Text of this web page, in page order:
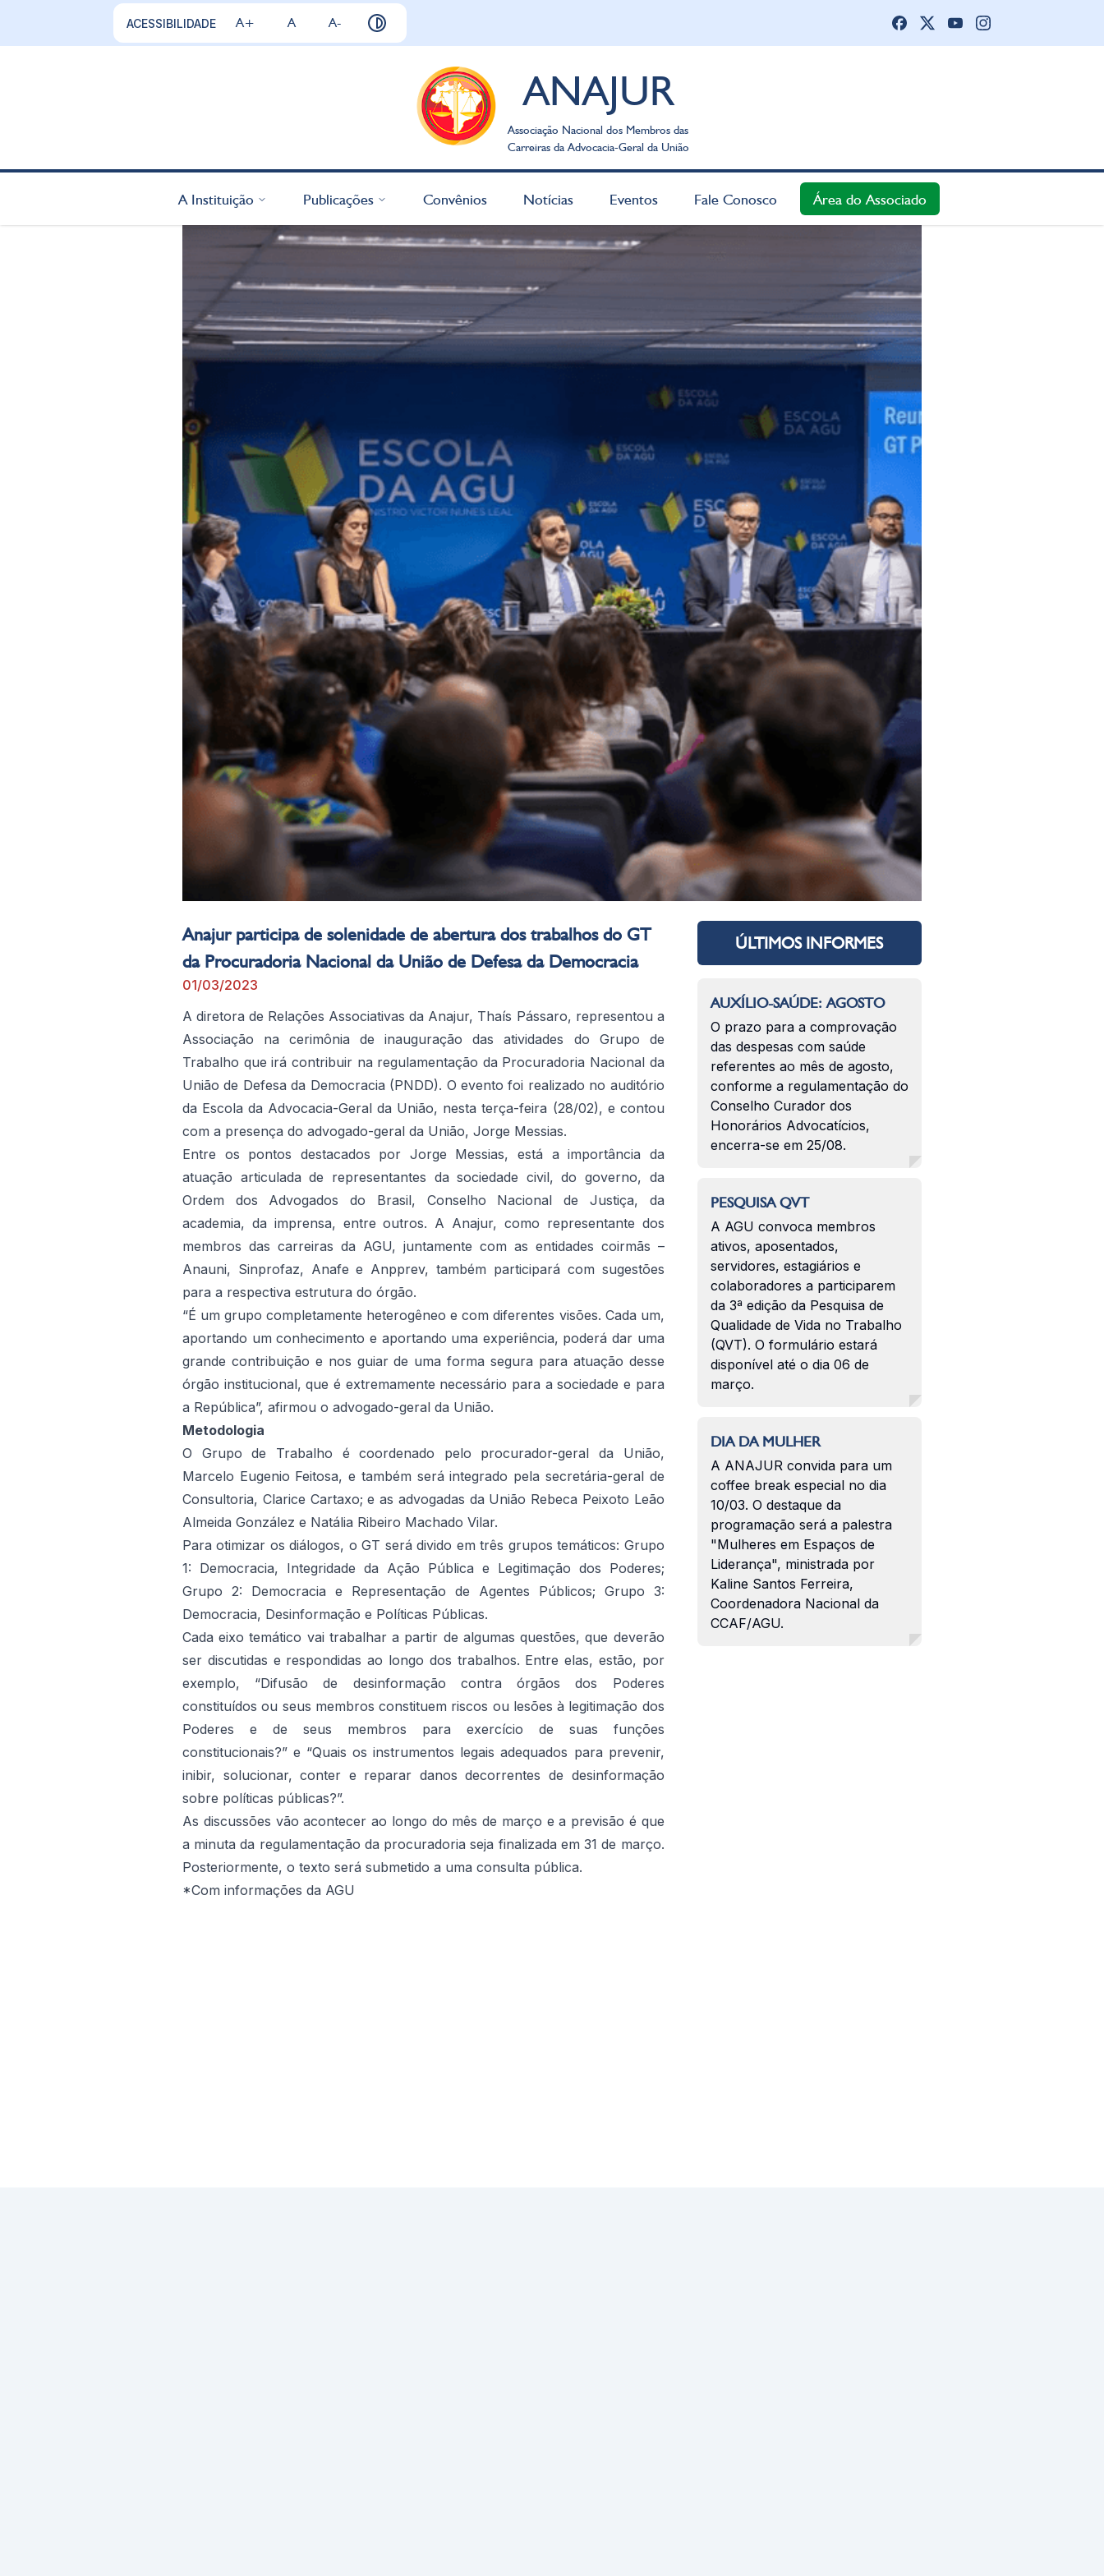
ACESSIBILIDADE A+ A A-
ANAJUR
Associação Nacional dos Membros das
Carreiras da Advocacia-Geral da União
A Instituição Publicações Convênios Notícias Eventos Fale Conosco Área do Associado
Anajur participa de solenidade de abertura dos trabalhos do GT
da Procuradoria Nacional da União de Defesa da Democracia
01/03/2023
A diretora de Relações Associativas da Anajur, Thaís Pássaro, representou a
Associação na cerimônia de inauguração das atividades do Grupo de
Trabalho que irá contribuir na regulamentação da Procuradoria Nacional da
União de Defesa da Democracia (PNDD). O evento foi realizado no auditório
da Escola da Advocacia-Geral da União, nesta terça-feira (28/02), e contou
com a presença do advogado-geral da União, Jorge Messias.
Entre os pontos destacados por Jorge Messias, está a importância da
atuação articulada de representantes da sociedade civil, do governo, da
Ordem dos Advogados do Brasil, Conselho Nacional de Justiça, da
academia, da imprensa, entre outros. A Anajur, como representante dos
membros das carreiras da AGU, juntamente com as entidades coirmãs –
Anauni, Sinprofaz, Anafe e Anpprev, também participará com sugestões
para a respectiva estrutura do órgão.
“É um grupo completamente heterogêneo e com diferentes visões. Cada um,
aportando um conhecimento e aportando uma experiência, poderá dar uma
grande contribuição e nos guiar de uma forma segura para atuação desse
órgão institucional, que é extremamente necessário para a sociedade e para
a República”, afirmou o advogado-geral da União.
Metodologia
O Grupo de Trabalho é coordenado pelo procurador-geral da União,
Marcelo Eugenio Feitosa, e também será integrado pela secretária-geral de
Consultoria, Clarice Cartaxo; e as advogadas da União Rebeca Peixoto Leão
Almeida González e Natália Ribeiro Machado Vilar.
Para otimizar os diálogos, o GT será divido em três grupos temáticos: Grupo
1: Democracia, Integridade da Ação Pública e Legitimação dos Poderes;
Grupo 2: Democracia e Representação de Agentes Públicos; Grupo 3:
Democracia, Desinformação e Políticas Públicas.
Cada eixo temático vai trabalhar a partir de algumas questões, que deverão
ser discutidas e respondidas ao longo dos trabalhos. Entre elas, estão, por
exemplo, “Difusão de desinformação contra órgãos dos Poderes
constituídos ou seus membros constituem riscos ou lesões à legitimação dos
Poderes e de seus membros para exercício de suas funções
constitucionais?” e “Quais os instrumentos legais adequados para prevenir,
inibir, solucionar, conter e reparar danos decorrentes de desinformação
sobre políticas públicas?”.
As discussões vão acontecer ao longo do mês de março e a previsão é que
a minuta da regulamentação da procuradoria seja finalizada em 31 de março.
Posteriormente, o texto será submetido a uma consulta pública.
*Com informações da AGU
ÚLTIMOS INFORMES
AUXÍLIO-SAÚDE: AGOSTO
O prazo para a comprovação
das despesas com saúde
referentes ao mês de agosto,
conforme a regulamentação do
Conselho Curador dos
Honorários Advocatícios,
encerra-se em 25/08.
PESQUISA QVT
A AGU convoca membros
ativos, aposentados,
servidores, estagiários e
colaboradores a participarem
da 3ª edição da Pesquisa de
Qualidade de Vida no Trabalho
(QVT). O formulário estará
disponível até o dia 06 de
março.
DIA DA MULHER
A ANAJUR convida para um
coffee break especial no dia
10/03. O destaque da
programação será a palestra
"Mulheres em Espaços de
Liderança", ministrada por
Kaline Santos Ferreira,
Coordenadora Nacional da
CCAF/AGU.